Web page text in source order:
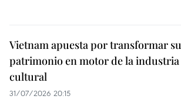
Vietnam apuesta por transformar su
patrimonio en motor de la industria
cultural
31/07/2026 20:15